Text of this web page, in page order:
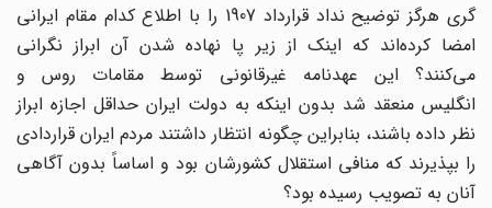
گری هرگز توضیح نداد قرارداد 1907 را با اطلاع کدام مقام ایرانی
امضا کرده‌اند که اینک از زیر پا نهاده شدن آن ابراز نگرانی
می‌کنند؟ این عهدنامه غیرقانونی توسط مقامات روس و
انگلیس منعقد شد بدون اینکه به دولت ایران حداقل اجازه ابراز
نظر داده باشند، بنابر‌این چگونه انتظار داشتند مردم ایران قراردادی
را بپذیرند که منافی استقلال کشورشان بود و اساساً بدون آگاهی
آنان به تصویب رسیده بود؟